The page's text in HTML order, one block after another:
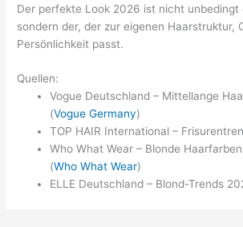
Der perfekte Look 2026 ist nicht unbedingt
sondern der, der zur eigenen Haarstruktur,
Persönlichkeit passt.
Quellen:
Vogue Deutschland – Mittellange
(Vogue Germany)
TOP HAIR International –
Who What Wear – Blonde
(Who What Wear)
ELLE Deutschland – Blond-Trends